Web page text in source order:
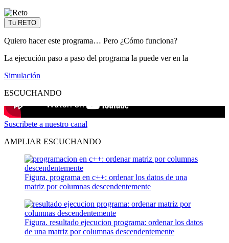
Tu RETO
Quiero hacer este programa… Pero ¿Cómo funciona?
La ejecución paso a paso del programa la puede ver en la
Simulación
ESCUCHANDO
Suscribete a nuestro canal
AMPLIAR ESCUCHANDO
Figura. programa en c++: ordenar los datos de una
matriz por columnas descendentemente
Figura. resultado ejecucion programa: ordenar los datos
de una matriz por columnas descendentemente